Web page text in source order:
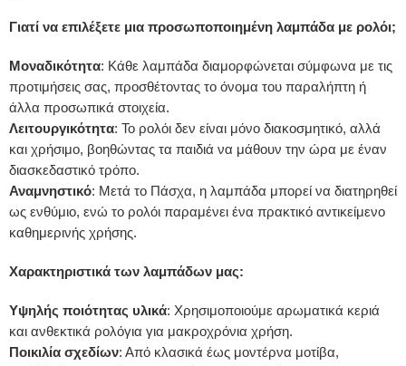
Γιατί να επιλέξετε μια προσωποποιημένη λαμπάδα με ρολόι;
Μοναδικότητα: Κάθε λαμπάδα διαμορφώνεται σύμφωνα με τις
προτιμήσεις σας, προσθέτοντας το όνομα του παραλήπτη ή
άλλα προσωπικά στοιχεία.
Λειτουργικότητα: Το ρολόι δεν είναι μόνο διακοσμητικό, αλλά
και χρήσιμο, βοηθώντας τα παιδιά να μάθουν την ώρα με έναν
διασκεδαστικό τρόπο.
Αναμνηστικό: Μετά το Πάσχα, η λαμπάδα μπορεί να διατηρηθεί
ως ενθύμιο, ενώ το ρολόι παραμένει ένα πρακτικό αντικείμενο
καθημερινής χρήσης.
Χαρακτηριστικά των λαμπάδων μας:
Υψηλής ποιότητας υλικά: Χρησιμοποιούμε αρωματικά κεριά
και ανθεκτικά ρολόγια για μακροχρόνια χρήση.
Ποικιλία σχεδίων: Από κλασικά έως μοντέρνα μοτίβα,